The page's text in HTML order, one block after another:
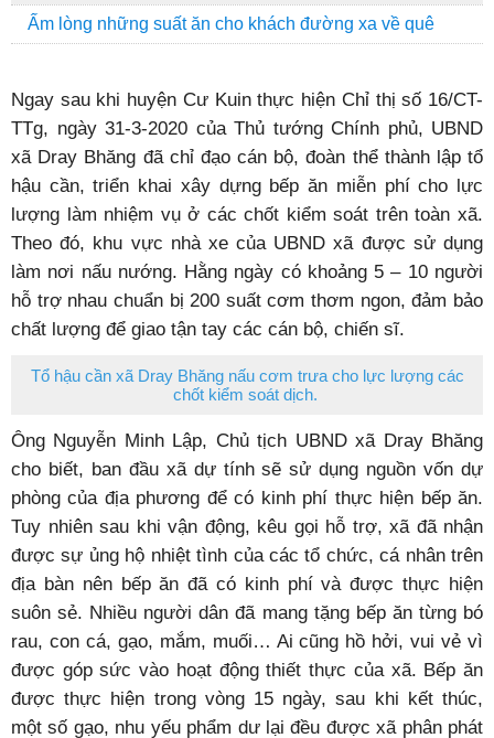
Ấm lòng những suất ăn cho khách đường xa về quê
Ngay sau khi huyện Cư Kuin thực hiện Chỉ thị số 16/CT-
TTg, ngày 31-3-2020 của Thủ tướng Chính phủ, UBND
xã Dray Bhăng đã chỉ đạo cán bộ, đoàn thể thành lập tổ
hậu cần, triển khai xây dựng bếp ăn miễn phí cho lực
lượng làm nhiệm vụ ở các chốt kiểm soát trên toàn xã.
Theo đó, khu vực nhà xe của UBND xã được sử dụng
làm nơi nấu nướng. Hằng ngày có khoảng 5 – 10 người
hỗ trợ nhau chuẩn bị 200 suất cơm thơm ngon, đảm bảo
chất lượng để giao tận tay các cán bộ, chiến sĩ.
Tổ hậu cần xã Dray Bhăng nấu cơm trưa cho lực lượng các
chốt kiểm soát dịch.
Ông Nguyễn Minh Lập, Chủ tịch UBND xã Dray Bhăng
cho biết, ban đầu xã dự tính sẽ sử dụng nguồn vốn dự
phòng của địa phương để có kinh phí thực hiện bếp ăn.
Tuy nhiên sau khi vận động, kêu gọi hỗ trợ, xã đã nhận
được sự ủng hộ nhiệt tình của các tổ chức, cá nhân trên
địa bàn nên bếp ăn đã có kinh phí và được thực hiện
suôn sẻ. Nhiều người dân đã mang tặng bếp ăn từng bó
rau, con cá, gạo, mắm, muối… Ai cũng hồ hởi, vui vẻ vì
được góp sức vào hoạt động thiết thực của xã. Bếp ăn
được thực hiện trong vòng 15 ngày, sau khi kết thúc,
một số gạo, nhu yếu phẩm dư lại đều được xã phân phát